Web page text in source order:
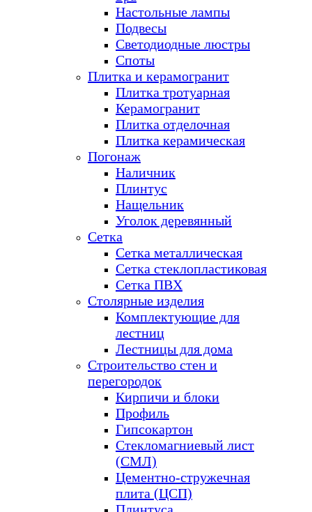
Настольные лампы
Подвесы
Светодиодные люстры
Споты
Плитка и керамогранит
Плитка тротуарная
Керамогранит
Плитка отделочная
Плитка керамическая
Погонаж
Наличник
Плинтус
Нащельник
Уголок деревянный
Сетка
Сетка металлическая
Сетка стеклопластиковая
Сетка ПВХ
Столярные изделия
Комплектующие для
лестниц
Лестницы для дома
Строительство стен и
перегородок
Кирпичи и блоки
Профиль
Гипсокартон
Стекломагниевый лист
(СМЛ)
Цементно-стружечная
плита (ЦСП)